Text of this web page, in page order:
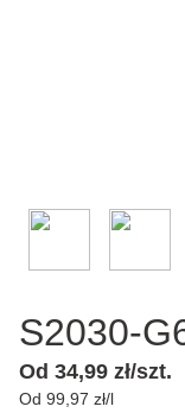
S2030-
Od 34,99 zł/szt.
Od 99,97 zł/l